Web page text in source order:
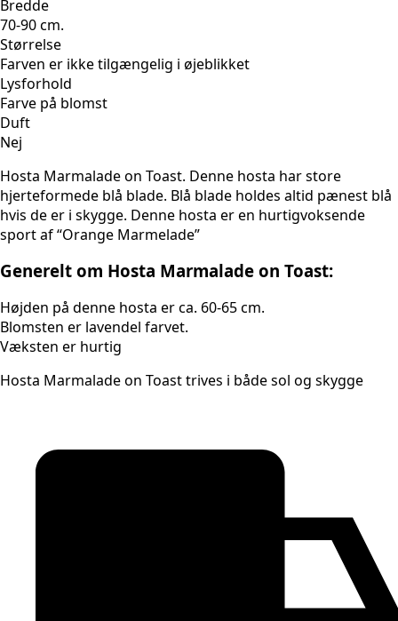
Bredde
70-90 cm.
Størrelse
Farven er ikke tilgængelig i øjeblikket
Lysforhold
Farve på blomst
Duft
Nej
Hosta Marmalade on Toast. Denne hosta har store
hjerteformede blå blade. Blå blade holdes altid pænest blå
hvis de er i skygge. Denne hosta er en hurtigvoksende
sport af “Orange Marmelade”
Generelt om Hosta Marmalade on Toast:
Højden på denne hosta er ca. 60-65 cm.
Blomsten er lavendel farvet.
Væksten er hurtig
Hosta Marmalade on Toast trives i både sol og skygge